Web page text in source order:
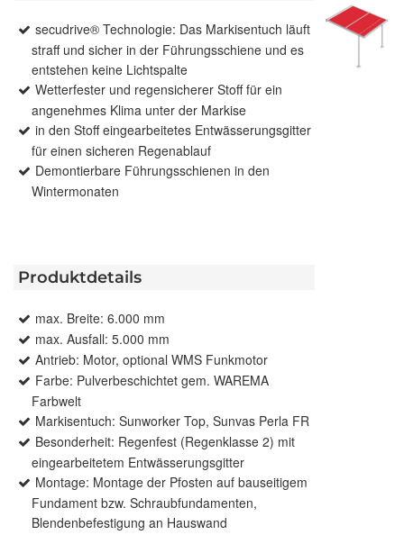
secudrive® Technologie: Das Markisentuch läuft
straff und sicher in der Führungsschiene und es
entstehen keine Lichtspalte
Wetterfester und regensicherer Stoff für ein
angenehmes Klima unter der Markise
in den Stoff eingearbeitetes Entwässerungsgitter
für einen sicheren Regenablauf
Demontierbare Führungsschienen in den
Wintermonaten
Produktdetails
max. Breite: 6.000 mm
max. Ausfall: 5.000 mm
Antrieb: Motor, optional WMS Funkmotor
Farbe: Pulverbeschichtet gem. WAREMA
Farbwelt
Markisentuch: Sunworker Top, Sunvas Perla FR
Besonderheit: Regenfest (Regenklasse 2) mit
eingearbeitetem Entwässerungsgitter
Montage: Montage der Pfosten auf bauseitigem
Fundament bzw. Schraubfundamenten,
Blendenbefestigung an Hauswand